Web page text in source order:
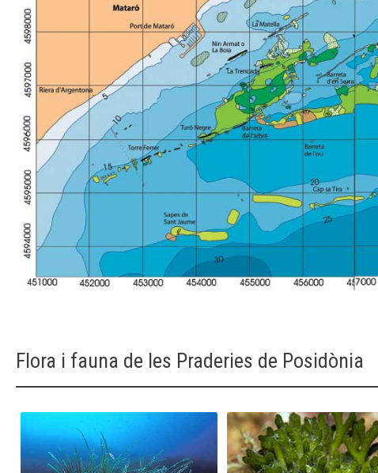
Flora i fauna de les Praderies de Posidònia